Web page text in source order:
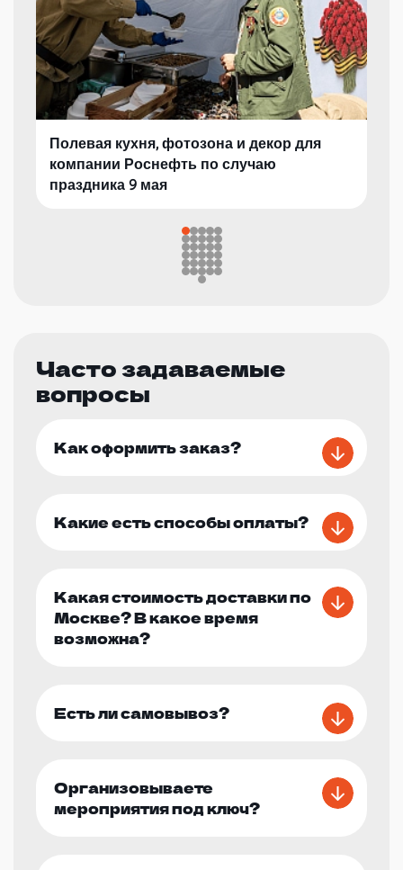
Полевая кухня, фотозона и декор для
компании Роснефть по случаю
праздника 9 мая
Часто задаваемые
вопросы
Как оформить заказ?
Какие есть способы оплаты?
Какая стоимость доставки по
Москве? В какое время
возможна?
Есть ли самовывоз?
Организовываете
мероприятия под ключ?